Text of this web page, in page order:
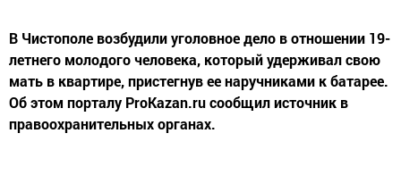
В Чистополе возбудили уголовное дело в отношении 19-
летнего молодого человека, который удерживал свою
мать в квартире, пристегнув ее наручниками к батарее.
Об этом порталу ProKazan.ru сообщил источник в
правоохранительных органах.